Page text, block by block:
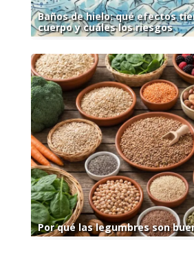
Baños de hielo: qué efectos
cuerpo y cuáles los riesgos
Por qué las legumbres son